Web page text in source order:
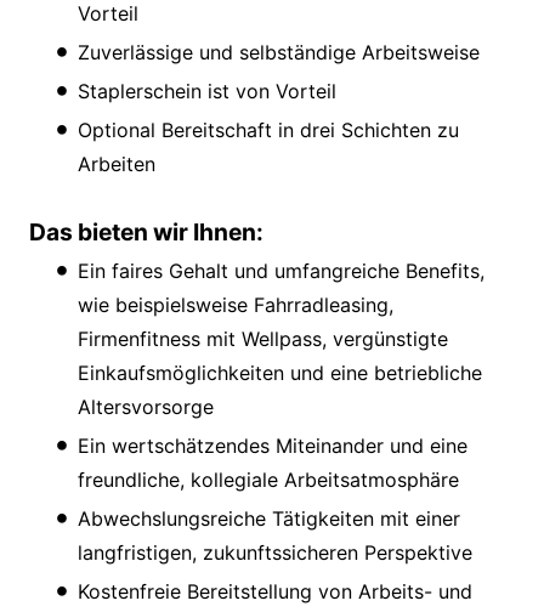
Vorteil
Zuverlässige und selbständige Arbeitsweise
Staplerschein ist von Vorteil
Optional Bereitschaft in drei Schichten zu
Arbeiten
Das bieten wir Ihnen:
Ein faires Gehalt und umfangreiche Benefits,
wie beispielsweise Fahrradleasing,
Firmenfitness mit Wellpass, vergünstigte
Einkaufsmöglichkeiten und eine betriebliche
Altersvorsorge
Ein wertschätzendes Miteinander und eine
freundliche, kollegiale Arbeitsatmosphäre
Abwechslungsreiche Tätigkeiten mit einer
langfristigen, zukunftssicheren Perspektive
Kostenfreie Bereitstellung von Arbeits- und